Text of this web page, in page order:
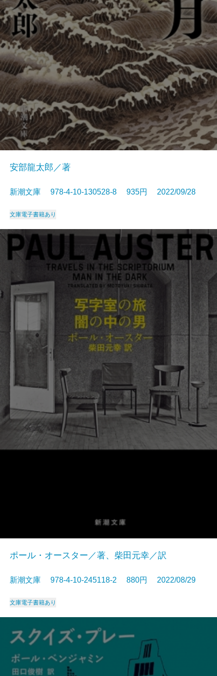
安部龍太郎／著
新潮文庫 978-4-10-130528-8 935円 2022/09/28
文庫電子書籍あり
ポール・オースター／著、柴田元幸／訳
新潮文庫 978-4-10-245118-2 880円 2022/08/29
文庫電子書籍あり